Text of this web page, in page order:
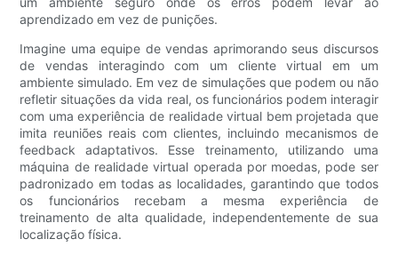
aprendizado em vez de punições.
Imagine uma equipe de vendas aprimorando seus discursos
de vendas interagindo com um cliente virtual em um
ambiente simulado. Em vez de simulações que podem ou não
refletir situações da vida real, os funcionários podem interagir
com uma experiência de realidade virtual bem projetada que
imita reuniões reais com clientes, incluindo mecanismos de
feedback adaptativos. Esse treinamento, utilizando uma
máquina de realidade virtual operada por moedas, pode ser
padronizado em todas as localidades, garantindo que todos
os funcionários recebam a mesma experiência de
treinamento de alta qualidade, independentemente de sua
localização física.